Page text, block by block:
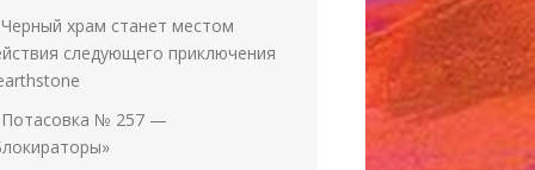
Черный храм станет местом
следующего приключения
Потасовка № 257 —